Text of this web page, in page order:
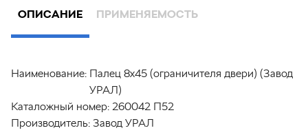
ОПИСАНИЕ ПРИМЕНЯЕМОСТЬ
Наименование: Палец 8х45 (ограничителя двери) (Завод
УРАЛ)
Каталожный номер: 260042 П52
Производитель: Завод УРАЛ